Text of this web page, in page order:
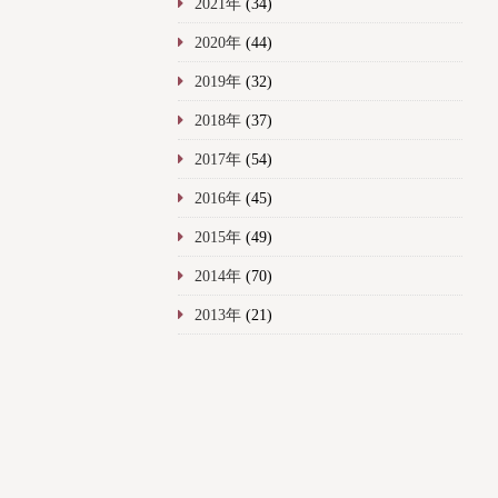
2021年(34)
2020年(44)
2019年(32)
2018年(37)
2017年(54)
2016年(45)
2015年(49)
2014年(70)
2013年(21)